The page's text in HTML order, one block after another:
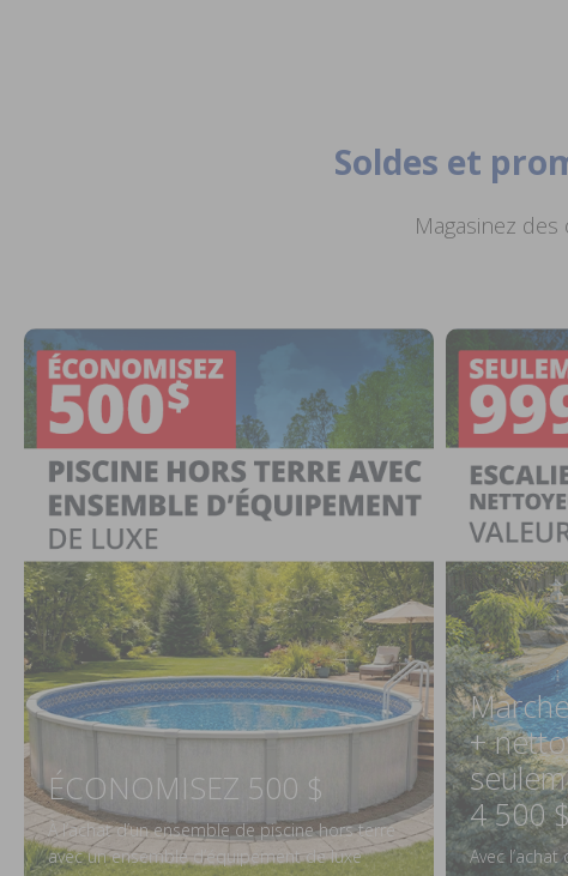
Soldes et
Magasinez
ÉCONOMISEZ 500 $
À l’achat d’un ensemble de piscine hors terre
avec un ensemble d’équipement de luxe
+
4 500
Avec